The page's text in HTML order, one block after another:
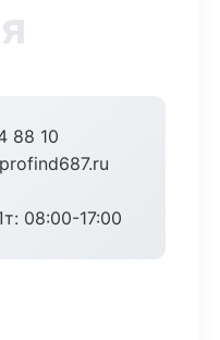
88 10
08:00-17:00